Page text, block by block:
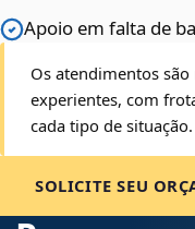
Apoio em falta de
Os atendimentos
experientes, com
cada tipo de situação.
SOLICITE SEU